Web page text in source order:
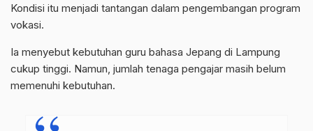
Kondisi itu menjadi tantangan dalam pengembangan program
vokasi.
Ia menyebut kebutuhan guru bahasa Jepang di Lampung
cukup tinggi. Namun, jumlah tenaga pengajar masih belum
memenuhi kebutuhan.